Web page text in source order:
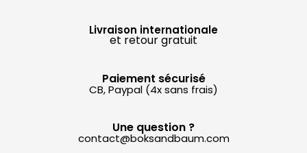
Une question ?
contact@boksandbaum.com
Livraison internationale
et retour gratuit
Paiement sécurisé
CB, Paypal (4x sans frais)